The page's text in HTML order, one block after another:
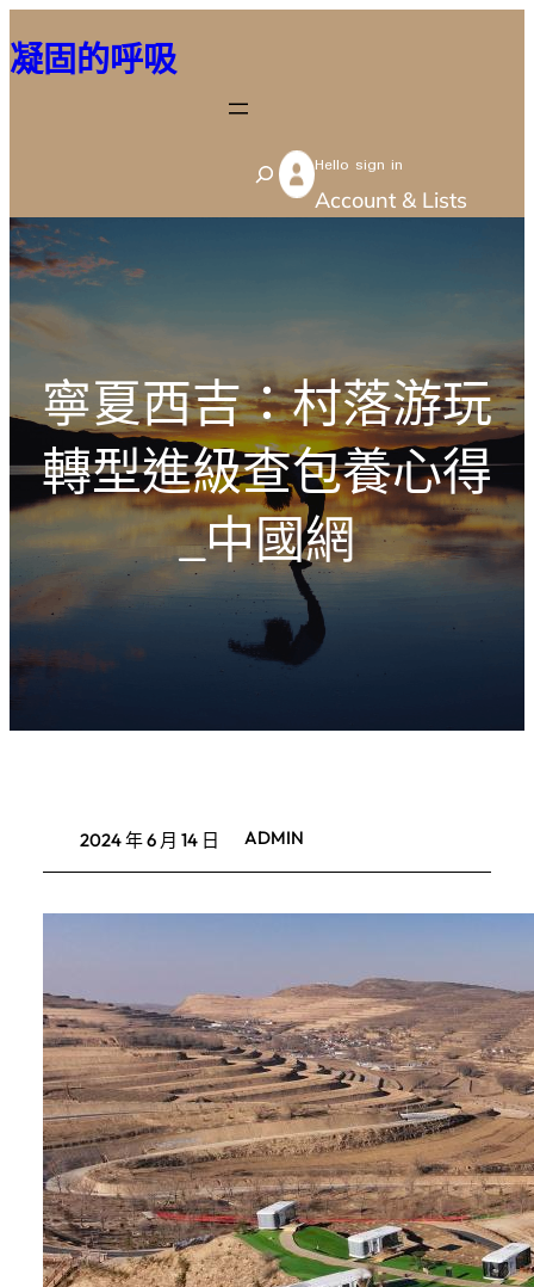
至
容
凝固的呼吸
S
e
Hello sign in
Account & Lists
寧夏西吉：村落游玩
轉型進級查包養心得
_中國網
2024 年 6 月 14 日 ADMIN